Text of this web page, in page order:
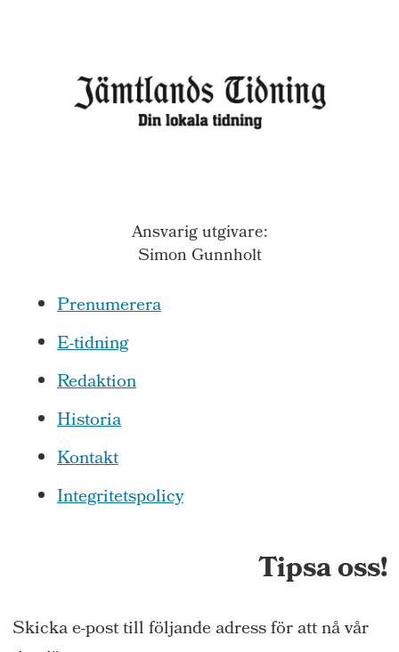
Ansvarig utgivare:
Simon Gunnholt
Prenumerera
E-tidning
Redaktion
Historia
Kontakt
Integritetspolicy
Tipsa oss!
Skicka e-post till följande adress för att nå vår